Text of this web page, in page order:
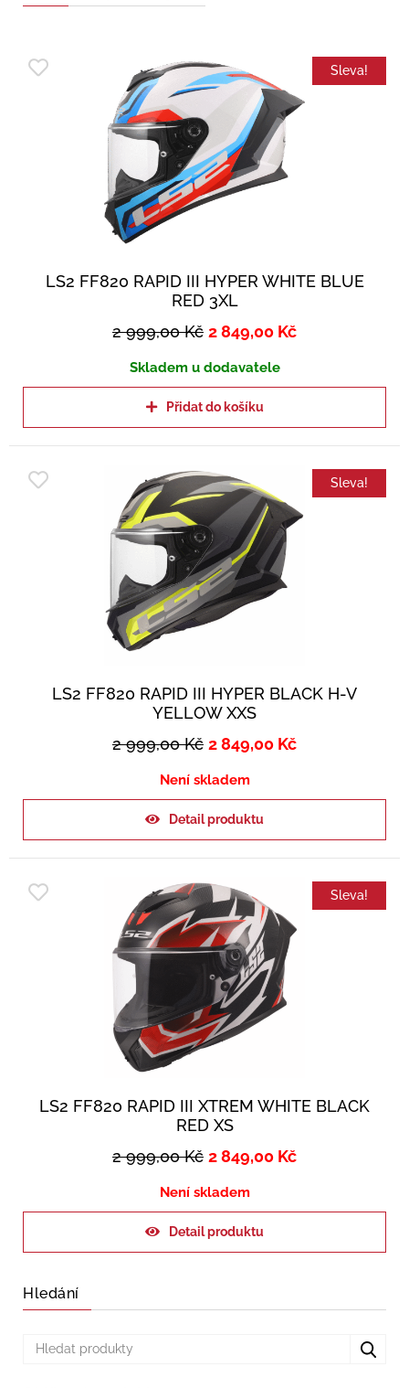
Sleva!
LS2 FF820 RAPID III HYPER WHITE BLUE
RED 3XL
2 999,00Kč 2 849,00 Kč
Skladem u dodavatele
Přidat do košíku
Sleva!
LS2 FF820 RAPID III HYPER BLACK H-V
YELLOW XXS
2 999,00Kč 2 849,00 Kč
Není skladem
Detail produktu
Sleva!
LS2 FF820 RAPID III XTREM WHITE BLACK
RED XS
2 999,00Kč 2 849,00 Kč
Není skladem
Detail produktu
Hledání